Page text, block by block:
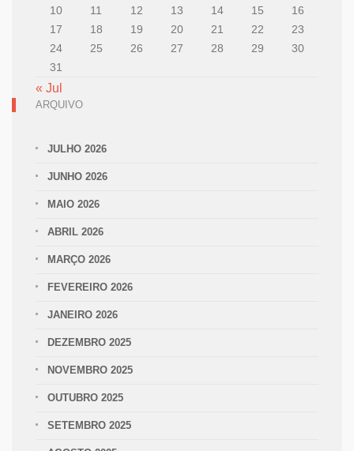
10
11 12 13 14 15
16
17
18 19 20 21 22
23
24
25 26 27 28 29
30
31
« Jul
ARQUIVO
JULHO 2026
JUNHO 2026
MAIO 2026
ABRIL 2026
MARÇO 2026
FEVEREIRO 2026
JANEIRO 2026
DEZEMBRO 2025
NOVEMBRO 2025
OUTUBRO 2025
SETEMBRO 2025